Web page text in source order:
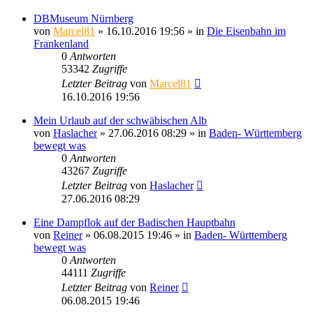
DBMuseum Nürnberg
von Marcel81 » 16.10.2016 19:56 » in Die Eisenbahn im
Frankenland
0 Antworten
53342 Zugriffe
Letzter Beitrag von Marcel81
16.10.2016 19:56
Mein Urlaub auf der schwäbischen Alb
von Haslacher» 27.06.2016 08:29 » in Baden- Württemberg
bewegt was
0 Antworten
43267 Zugriffe
Letzter Beitrag von Haslacher
27.06.2016 08:29
Eine Dampflok auf der Badischen Hauptbahn
von Reiner» 06.08.2015 19:46 » in Baden- Württemberg
bewegt was
0 Antworten
44111 Zugriffe
Letzter Beitrag von Reiner
06.08.2015 19:46